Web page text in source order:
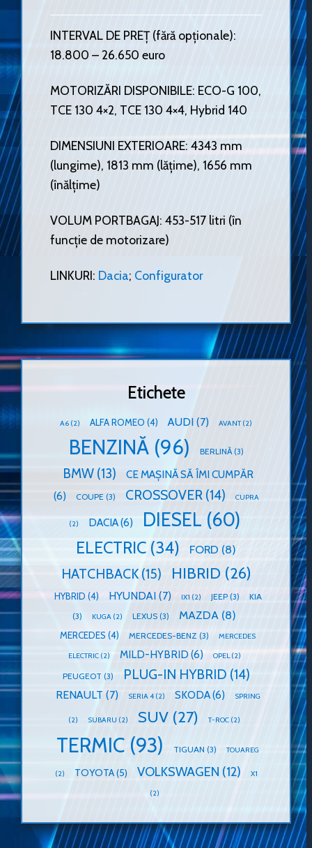
INTERVAL DE PREȚ (fără opționale):
18.800 – 26.650 euro
MOTORIZĂRI DISPONIBILE: ECO-G 100,
TCE 130 4×2, TCE 130 4×4, Hybrid 140
DIMENSIUNI EXTERIOARE: 4343 mm
(lungime), 1813 mm (lățime), 1656 mm
(înălțime)
VOLUM PORTBAGAJ: 453-517 litri (în
funcție de motorizare)
LINKURI: Dacia; Configurator
Etichete
A6 (2) ALFA ROMEO (4) AUDI (7) AVANT(2)
BENZINĂ(96) BERLINĂ(3)
BMW(13)
CE MAȘINĂ SĂ ÎMI CUMPĂR
(6)
COUPE (3) CROSSOVER(14) CUPRA
(2) DACIA(6) DIESEL (60)
ELECTRIC (34) FORD (8)
HATCHBACK(15) HIBRID (26)
HYBRID (4) HYUNDAI(7) IX1 (2) JEEP(3)
KIA
(3)
KUGA (2) LEXUS (3) MAZDA (8)
MERCEDES (4) MERCEDES-BENZ (3) MERCEDES
ELECTRIC(2) MILD-HYBRID(6) OPEL(2)
PEUGEOT (3) PLUG-IN HYBRID (14)
RENAULT (7) SERIA 4(2) SKODA(6) SPRING
(2) SUBARU (2) SUV (27) T-ROC (2)
TERMIC (93) TIGUAN (3) TOUAREG
(2) TOYOTA(5) VOLKSWAGEN (12) X1
(2)